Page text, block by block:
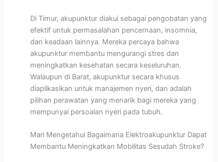
Di Timur, akupunktur diakui sebagai pengobatan yang
efektif untuk permasalahan pencernaan, insomnia,
dan keadaan lainnya. Mereka percaya bahwa
akupunktur membantu mengurangi stres dan
meningkatkan kesehatan secara keseluruhan.
Walaupun di Barat, akupunktur secara khusus
diaplikasikan untuk manajemen nyeri, dan adalah
pilihan perawatan yang menarik bagi mereka yang
mempunyai persoalan nyeri pada tubuh.
Mari Mengetahui Bagaimana Elektroakupunktur Dapat
Membantu Meningkatkan Mobilitas Sesudah Stroke?